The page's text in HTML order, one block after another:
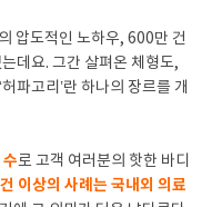
압도적인 노하우, 600만 건
데요. 그간 살펴온 체형도,
파고리’란 하나의 장르를 개
로 고객 여러분의 핫한 바디
이상의 사례는 국내외 의료